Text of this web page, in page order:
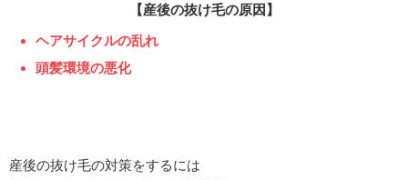
【産後の抜け毛の原因】
ヘアサイクルの乱れ
頭髪環境の悪化
産後の抜け毛の対策をするには